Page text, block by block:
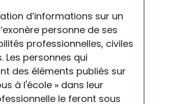
d’informations sur un
personne de ses
professionnelles, civiles
Les personnes qui
des éléments publiés sur
à l'école » dans leur
le feront sous